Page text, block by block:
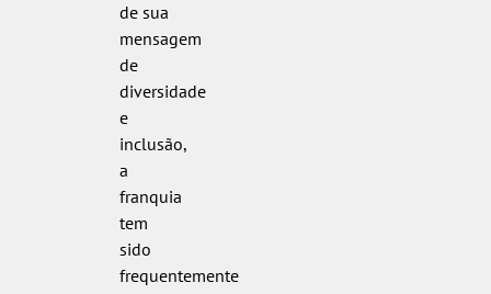
de sua
mensagem
de
diversidade
e
inclusão,
a
franquia
tem
sido
frequentemente